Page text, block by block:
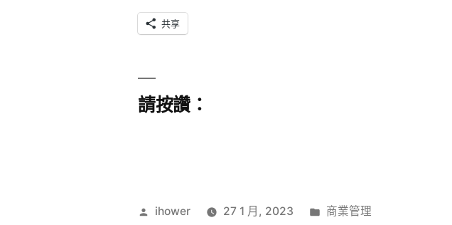
共享
請按讚：
作
ihower 27 1 月, 2023
分
商業管理